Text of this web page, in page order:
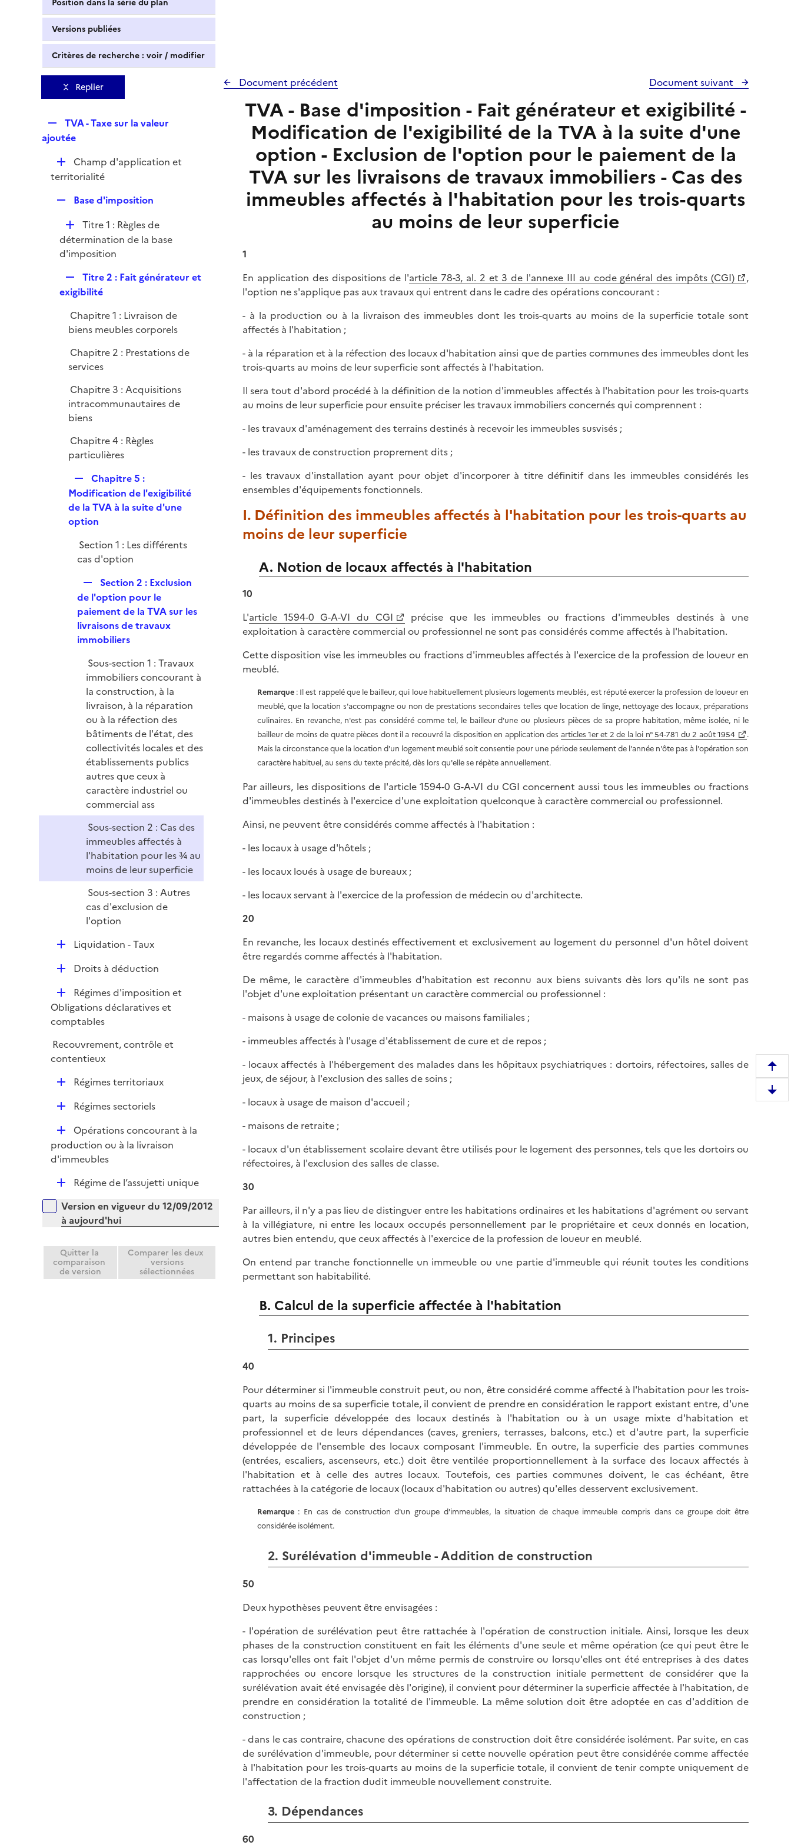
Position dans la série du plan
Versions publiées
Critères de recherche : voir / modifier
Replier
e
l
i
TVA - Taxe sur la valeur
ajoutée
D
é
i
e
r
Champ d'application et
territorialité
p
l
i
Base d'imposition
D
é
p
e
r
Titre 1 : Règles de
détermination de la base
d'imposition
e
l
i
e
Titre 2 : Fait générateur et
exigibilité
Chapitre 1 : Livraison de
biens meubles corporels
Chapitre 2 : Prestations de
services
Chapitre 3 : Acquisitions
intracommunautaires de
biens
Chapitre 4 : Règles
particulières
e
p
l
e
r
Chapitre 5 :
Modification de l'exigibilité
de la TVA à la suite d'une
option
Section 1 : Les différents
cas d'option
e
p
l
i
r
Section 2 : Exclusion
de l'option pour le
paiement de la TVA sur les
livraisons de travaux
immobiliers
Sous-section 1 : Travaux
immobiliers concourant à
la construction, à la
livraison, à la réparation
ou à la réfection des
bâtiments de l'état, des
collectivités locales et des
établissements publics
autres que ceux à
caractère industriel ou
commercial ass
Sous-section 2 : Cas des
immeubles affectés à
l'habitation pour les ¾ au
moins de leur superficie
Sous-section 3 : Autres
cas d'exclusion de
l'option
D
i
e
r
Liquidation - Taux
D
l
i
r
Droits à déduction
D
é
p
i
e
Régimes d'imposition et
Obligations déclaratives et
comptables
Recouvrement, contrôle et
contentieux
D
e
r
Régimes territoriaux
D
l
i
Régimes sectoriels
D
é
p
e
r
Opérations concourant à la
production ou à la livraison
d'immeubles
D
p
l
e
r
Régime de l’assujetti unique
Versions sur la période
Version en vigueur du 12/09/2012
à aujourd'hui
Quitter la
comparaison
de version
Comparer les deux
versions
sélectionnées
Document précédent Document suivant
TVA - Base d'imposition - Fait générateur et exigibilité -
Modification de l'exigibilité de la TVA à la suite d'une
option - Exclusion de l'option pour le paiement de la
TVA sur les livraisons de travaux immobiliers - Cas des
immeubles affectés à l'habitation pour les trois-quarts
au moins de leur superficie
1
En application des dispositions de l'article 78-3, al. 2 et 3 de l'annexe III au code général des impôts (CGI)
,
l'option ne s'applique pas aux travaux qui entrent dans le cadre des opérations concourant :
- à la production ou à la livraison des immeubles dont les trois-quarts au moins de la superficie totale sont
affectés à l'habitation ;
- à la réparation et à la réfection des locaux d'habitation ainsi que de parties communes des immeubles dont les
trois-quarts au moins de leur superficie sont affectés à l'habitation.
Il sera tout d'abord procédé à la définition de la notion d'immeubles affectés à l'habitation pour les trois-quarts
au moins de leur superficie pour ensuite préciser les travaux immobiliers concernés qui comprennent :
- les travaux d'aménagement des terrains destinés à recevoir les immeubles susvisés ;
- les travaux de construction proprement dits ;
- les travaux d'installation ayant pour objet d'incorporer à titre définitif dans les immeubles considérés les
ensembles d'équipements fonctionnels.
I. Définition des immeubles affectés à l'habitation pour les trois-quarts au
moins de leur superficie
A. Notion de locaux affectés à l'habitation
10
L'article 1594-0 G-A-VI du CGI
précise que les immeubles ou fractions d'immeubles destinés à une
exploitation à caractère commercial ou professionnel ne sont pas considérés comme affectés à l'habitation.
Cette disposition vise les immeubles ou fractions d'immeubles affectés à l'exercice de la profession de loueur en
meublé.
Remarque: Il est rappelé que le bailleur, qui loue habituellement plusieurs logements meublés, est réputé exercer la profession de loueur en
meublé, que la location s'accompagne ou non de prestations secondaires telles que location de linge, nettoyage des locaux, préparations
culinaires. En revanche, n'est pas considéré comme tel, le bailleur d'une ou plusieurs pièces de sa propre habitation, même isolée, ni le
bailleur de moins de quatre pièces dont il a recouvré la disposition en application des articles 1er et 2 de la loi n° 54-781 du 2 août 1954
.
Mais la circonstance que la location d'un logement meublé soit consentie pour une période seulement de l'année n'ôte pas à l'opération son
caractère habituel, au sens du texte précité, dès lors qu'elle se répète annuellement.
Par ailleurs, les dispositions de l'article 1594-0 G-A-VI du CGI concernent aussi tous les immeubles ou fractions
d'immeubles destinés à l'exercice d'une exploitation quelconque à caractère commercial ou professionnel.
Ainsi, ne peuvent être considérés comme affectés à l'habitation :
- les locaux à usage d'hôtels ;
- les locaux loués à usage de bureaux ;
- les locaux servant à l'exercice de la profession de médecin ou d'architecte.
20
En revanche, les locaux destinés effectivement et exclusivement au logement du personnel d'un hôtel doivent
être regardés comme affectés à l'habitation.
De même, le caractère d'immeubles d'habitation est reconnu aux biens suivants dès lors qu'ils ne sont pas
l'objet d'une exploitation présentant un caractère commercial ou professionnel :
- maisons à usage de colonie de vacances ou maisons familiales ;
- immeubles affectés à l'usage d'établissement de cure et de repos ;
- locaux affectés à l'hébergement des malades dans les hôpitaux psychiatriques : dortoirs, réfectoires, salles de
jeux, de séjour, à l'exclusion des salles de soins ;
- locaux à usage de maison d'accueil ;
- maisons de retraite ;
- locaux d'un établissement scolaire devant être utilisés pour le logement des personnes, tels que les dortoirs ou
réfectoires, à l'exclusion des salles de classe.
30
Par ailleurs, il n'y a pas lieu de distinguer entre les habitations ordinaires et les habitations d'agrément ou servant
à la villégiature, ni entre les locaux occupés personnellement par le propriétaire et ceux donnés en location,
autres bien entendu, que ceux affectés à l'exercice de la profession de loueur en meublé.
On entend par tranche fonctionnelle un immeuble ou une partie d'immeuble qui réunit toutes les conditions
permettant son habitabilité.
B. Calcul de la superficie affectée à l'habitation
1. Principes
40
Pour déterminer si l'immeuble construit peut, ou non, être considéré comme affecté à l'habitation pour les trois-
quarts au moins de sa superficie totale, il convient de prendre en considération le rapport existant entre, d'une
part, la superficie développée des locaux destinés à l'habitation ou à un usage mixte d'habitation et
professionnel et de leurs dépendances (caves, greniers, terrasses, balcons, etc.) et d'autre part, la superficie
développée de l'ensemble des locaux composant l'immeuble. En outre, la superficie des parties communes
(entrées, escaliers, ascenseurs, etc.) doit être ventilée proportionnellement à la surface des locaux affectés à
l'habitation et à celle des autres locaux. Toutefois, ces parties communes doivent, le cas échéant, être
rattachées à la catégorie de locaux (locaux d'habitation ou autres) qu'elles desservent exclusivement.
Remarque: En cas de construction d'un groupe d'immeubles, la situation de chaque immeuble compris dans ce groupe doit être
considérée isolément.
2. Surélévation d'immeuble - Addition de construction
50
Deux hypothèses peuvent être envisagées :
- l'opération de surélévation peut être rattachée à l'opération de construction initiale. Ainsi, lorsque les deux
phases de la construction constituent en fait les éléments d'une seule et même opération (ce qui peut être le
cas lorsqu'elles ont fait l'objet d'un même permis de construire ou lorsqu'elles ont été entreprises à des dates
rapprochées ou encore lorsque les structures de la construction initiale permettent de considérer que la
surélévation avait été envisagée dès l'origine), il convient pour déterminer la superficie affectée à l'habitation, de
prendre en considération la totalité de l'immeuble. La même solution doit être adoptée en cas d'addition de
construction ;
- dans le cas contraire, chacune des opérations de construction doit être considérée isolément. Par suite, en cas
de surélévation d'immeuble, pour déterminer si cette nouvelle opération peut être considérée comme affectée
à l'habitation pour les trois-quarts au moins de la superficie totale, il convient de tenir compte uniquement de
l'affectation de la fraction dudit immeuble nouvellement construite.
3. Dépendances
60
e
m
D